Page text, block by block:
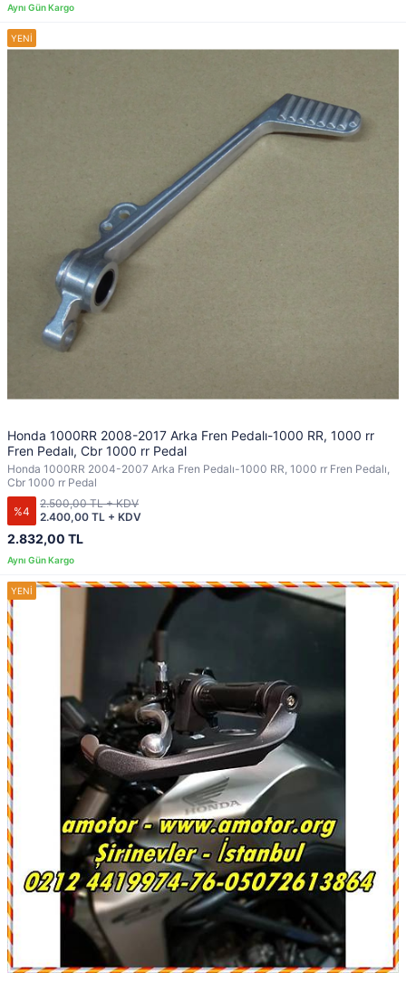
Honda 1000RR 2008-2017 Arka Fren Pedalı-1000 RR, 1000 rr
Fren Pedalı, Cbr 1000 rr Pedal
Honda 1000RR 2004-2007 Arka Fren Pedalı-1000 RR, 1000 rr Fren Pedalı,
Cbr 1000 rr Pedal
%4
2.832,00 TL
2.400,00 TL + KDV
2.500,00 TL + KDV